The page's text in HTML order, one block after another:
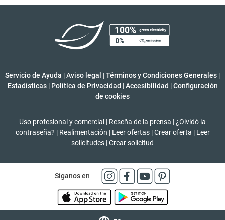
Servicio de Ayuda |Aviso legal |Términos y Condiciones Generales |
Estadísticas | Política de Privacidad | Accesibilidad | Configuración
de cookies
Uso profesional y comercial | Reseña de la prensa | ¿Olvidó la
contraseña? | Realimentación | Leer ofertas | Crear oferta | Leer
solicitudes |Crear solicitud
Síganos en